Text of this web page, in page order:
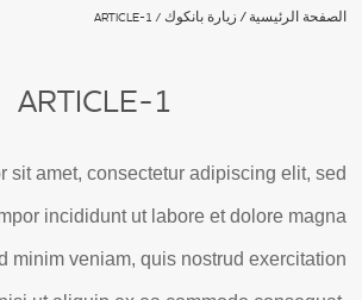
الصفحة الرئيسية زيارة بانكوك ARTICLE-1
ARTICLE-1
sit amet, consectetur adipiscing elit, sed
incididunt ut labore et dolore magna
minim veniam, quis nostrud exercitation